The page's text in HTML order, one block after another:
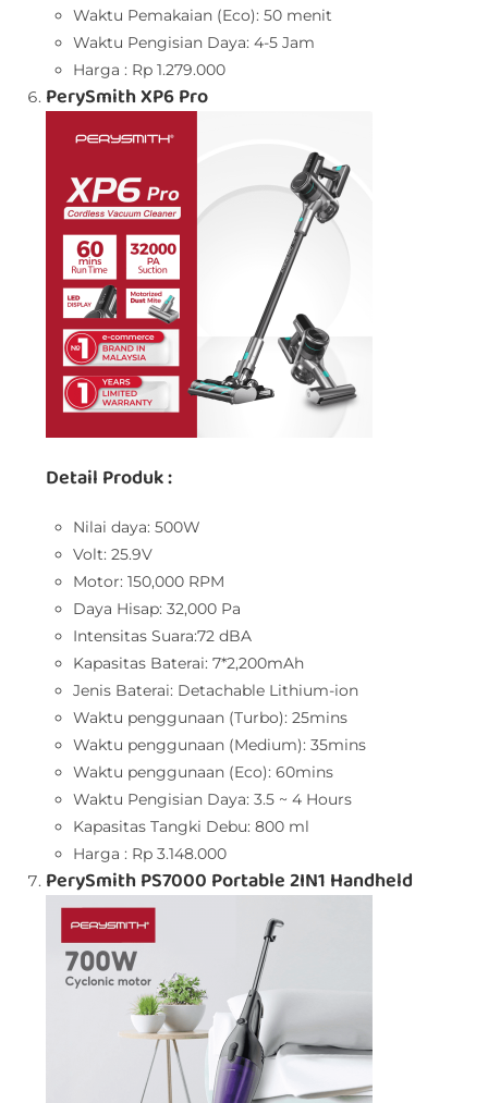
Waktu Pemakaian (Eco): 50 menit
Waktu Pengisian Daya: 4-5 Jam
Harga : Rp 1.279.000
PerySmith XP6 Pro
Detail Produk :
Nilai daya: 500W
Volt: 25.9V
Motor: 150,000 RPM
Daya Hisap: 32,000 Pa
Intensitas Suara:72 dBA
Kapasitas Baterai: 7*2,200mAh
Jenis Baterai: Detachable Lithium-ion
Waktu penggunaan (Turbo): 25mins
Waktu penggunaan (Medium): 35mins
Waktu penggunaan (Eco): 60mins
Waktu Pengisian Daya: 3.5 ~ 4 Hours
Kapasitas Tangki Debu: 800 ml
Harga : Rp 3.148.000
PerySmith PS7000 Portable 2IN1 Handheld